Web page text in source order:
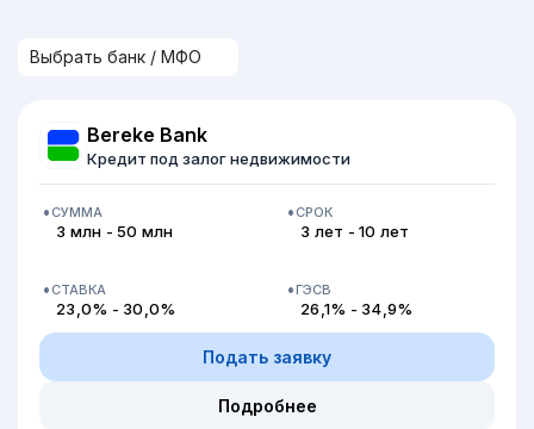
Bereke Bank
Кредит под залог недвижимости
СУММА
3 млн - 50 млн
СРОК
3 лет - 10 лет
СТАВКА
23,0% - 30,0%
ГЭСВ
26,1% - 34,9%
Подать заявку
Подробнее